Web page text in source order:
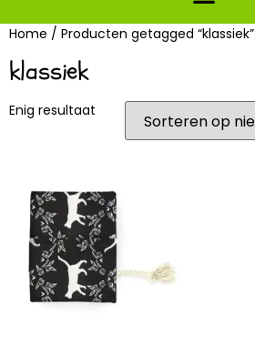
Home / Producten getagged “klassiek”
klassiek
Enig resultaat